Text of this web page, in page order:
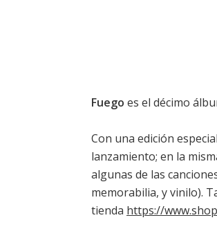
Fuego es el décimo
Con una edición
lanzamiento; en la
algunas de las
memorabilia, y vinilo).
tienda https://